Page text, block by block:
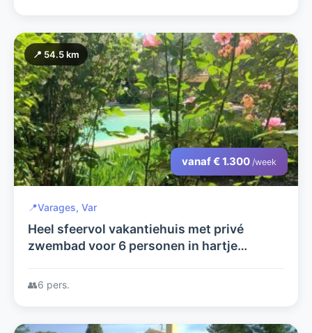
📍 54.5 km
vanaf € 1.300 /week
📍Varages, Var
Heel sfeervol vakantiehuis met privé
zwembad voor 6 personen in hartje
👥6 pers.